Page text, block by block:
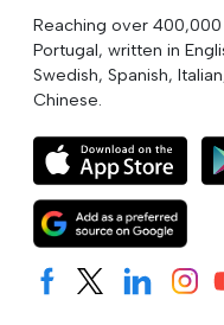
Reaching over
Portugal, written in
Swedish, Spanish,
Chinese.